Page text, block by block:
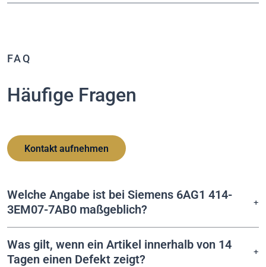
FAQ
Häufige Fragen
Kontakt aufnehmen
Welche Angabe ist bei Siemens 6AG1 414-
3EM07-7AB0 maßgeblich?
Was gilt, wenn ein Artikel innerhalb von 14
Tagen einen Defekt zeigt?